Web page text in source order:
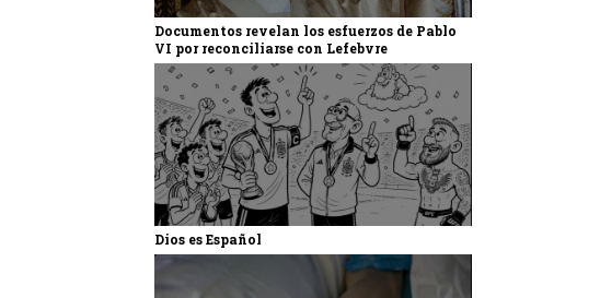
Documentos revelan los esfuerzos de Pablo
VI por reconciliarse con Lefebvre
Dios es Español